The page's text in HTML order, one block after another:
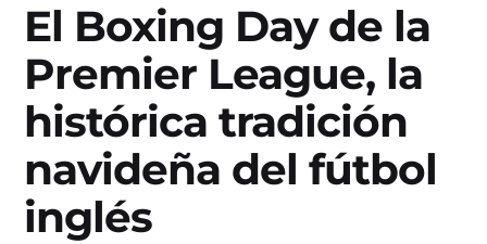
El Boxing Day de la
Premier League, la
histórica tradición
navideña del fútbol
inglés